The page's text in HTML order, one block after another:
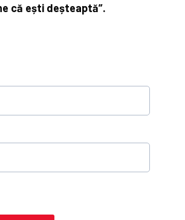
că ești deșteaptă”.